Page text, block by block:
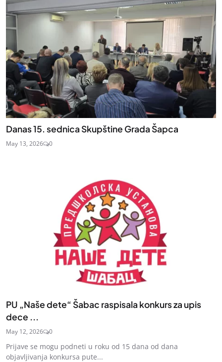
Danas 15. sednica Skupštine Grada Šapca
May 13, 2026 0
PU „Naše dete“ Šabac raspisala konkurs za upis
dece ...
May 12, 2026 0
Prijave se mogu podneti u roku od 15 dana od dana
objavljivanja konkursa pute...